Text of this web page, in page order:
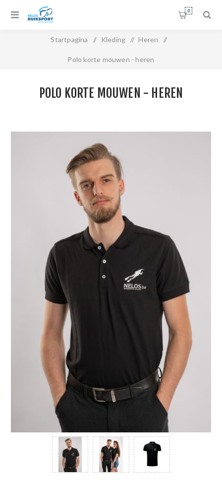
0
Startpagina / Kleding / Heren /
Polo korte mouwen - heren
POLO KORTE MOUWEN - HEREN